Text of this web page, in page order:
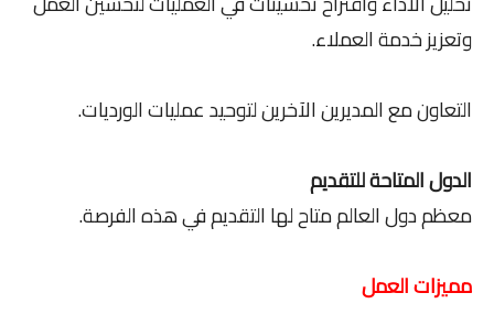
وتعزيز خدمة العملاء.
التعاون مع المديرين الآخرين لتوحيد عمليات الورديات.
الدول المتاحة للتقديم
معظم دول العالم متاح لها التقديم في هذه الفرصة.
مميزات العمل